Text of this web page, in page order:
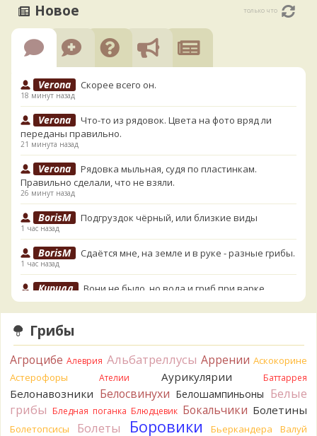
Новое только что
Verona Скорее всего он.
18 минут назад
Verona
Что-то из рядовок. Цвета на фото вряд ли
переданы правильно.
21 минута назад
Verona
Рядовка мыльная, судя по пластинкам.
Правильно сделали, что не взяли.
26 минут назад
BorisM Подгруздок чёрный, или близкие виды
1 час назад
BorisM Сдаётся мне, на земле и в руке - разные грибы.
1 час назад
Кирилл
Вони не было, но вода и гриб при варке
начали желтеть. Выкинул. Большое спасибо.
3 часа назад
Кирилл
3 часа назад
Tatiana_A
Да. Но они не все безоговорочно
съедобны.
3 часа назад
Tatiana_A
В следующий раз вырвите его целиком и
Грибы
Агроцибе Алеврия Альбатреллусы Аррении Аскокорине
Астерофоры
Ателии Аурикулярии Баттаррея
Белонавозники Белосвинухи Белошампиньоны Белые
грибы Бледная поганка Блюдцевик Бокальчики Болетины
Болетопсисы Болеты Боровики Бьеркандера Валуй